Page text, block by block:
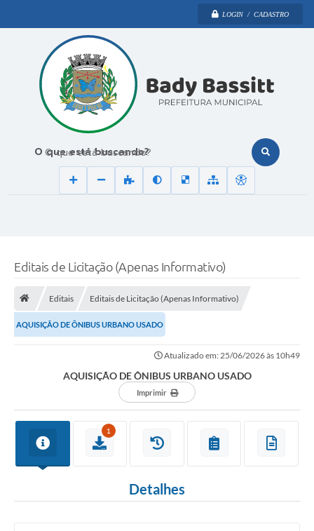
LOGIN / CADASTRO
O que está buscando?
Editais de Licitação (Apenas Informativo)
Editais Editais de Licitação (Apenas Informativo)
AQUISIÇÃO DE ÔNIBUS URBANO USADO
Atualizado em: 25/06/2026 às 10h49
AQUISIÇÃO DE ÔNIBUS URBANO USADO
Imprimir
1
Detalhes